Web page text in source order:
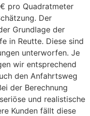
pro Quadratmeter
Der
Grundlage der
in Reutte. Diese sind
unterworfen. Je
wir entsprechend
den Anfahrtsweg
der Berechnung
und realistische
Kunden fällt diese